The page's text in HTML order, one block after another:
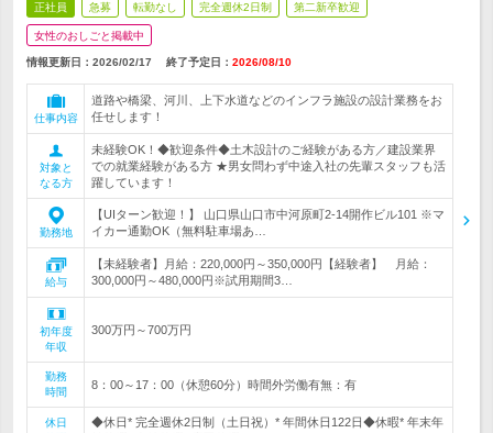
正社員 急募 転勤なし 完全週休2日制 第二新卒歓迎
女性のおしごと掲載中
情報更新日：2026/02/17 終了予定日： 2026/08/10
仕事内容
道路や橋梁、河川、上下水道などのインフラ施設の設計業務をお
任せします！
対象と
なる方
未経験OK！◆歓迎条件◆土木設計のご経験がある方／建設業界
での就業経験がある方 ★男女問わず中途入社の先輩スタッフも活
躍しています！
勤務地
【UIターン歓迎！】 山口県山口市中河原町2-14開作ビル101 ※マ
イカー通勤OK（無料駐車場あ…
給与
【未経験者】月給：220,000円～350,000円【経験者】 月給：
300,000円～480,000円※試用期間3…
初年度
年収
300万円～700万円
勤務
時間
8：00～17：00（休憩60分）時間外労働有無：有
休日
◆休日* 完全週休2日制（土日祝）* 年間休日122日◆休暇* 年末年